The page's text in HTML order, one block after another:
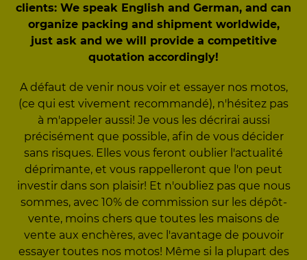
clients: We speak English and German, and can
organize packing and shipment worldwide,
just ask and we will provide a competitive
quotation accordingly!
A défaut de venir nous voir et essayer nos motos,
(ce qui est vivement recommandé), n'hésitez pas
à m'appeler aussi! Je vous les décrirai aussi
précisément que possible, afin de vous décider
sans risques. Elles vous feront oublier l'actualité
déprimante, et vous rappelleront que l'on peut
investir dans son plaisir! Et n'oubliez pas que nous
sommes, avec 10% de commission sur les dépôt-
vente, moins chers que toutes les maisons de
vente aux enchères, avec l'avantage de pouvoir
essayer toutes nos motos! Même si la plupart des